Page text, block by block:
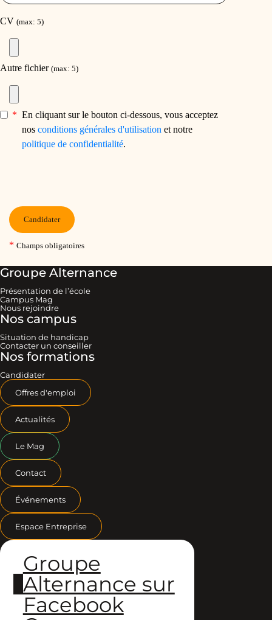
Groupe Alternance
Présentation de l’école
Campus Mag
Nous rejoindre
Nos campus
Situation de handicap
Contacter un conseiller
Nos formations
Candidater
Offres d'emploi
Actualités
Le Mag
Contact
Événements
Espace Entreprise
Groupe
Alternance sur
Facebook